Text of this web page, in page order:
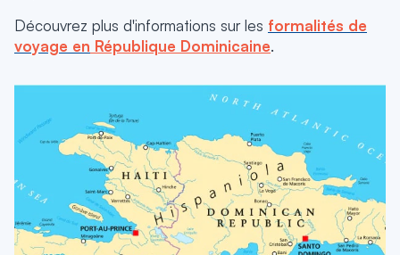
Découvrez plus d'informations sur les formalités de
voyage en République Dominicaine.